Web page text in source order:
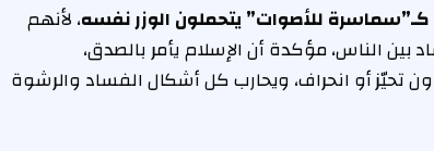
للأصوات” يتحملون الوزر نفسه، لأنهم
الناس، مؤكدة أن الإسلام يأمر بالصدق،
تحيّز أو انحراف، ويحارب كل أشكال الفساد والرشوة